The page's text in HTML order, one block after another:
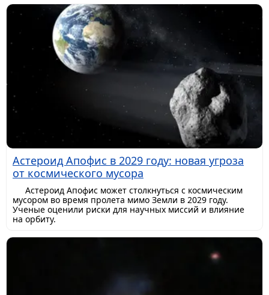
Астероид Апофис в 2029 году: новая угроза
от космического мусора
Астероид Апофис может столкнуться с космическим
мусором во время пролета мимо Земли в 2029 году.
Ученые оценили риски для научных миссий и влияние
на орбиту.